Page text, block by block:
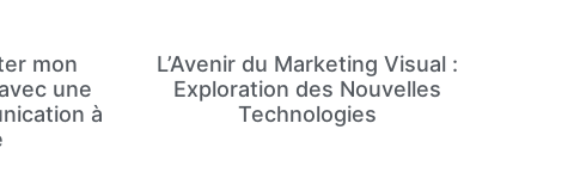
mon
une
à
L’Avenir du Marketing Visual :
Exploration des Nouvelles
Technologies